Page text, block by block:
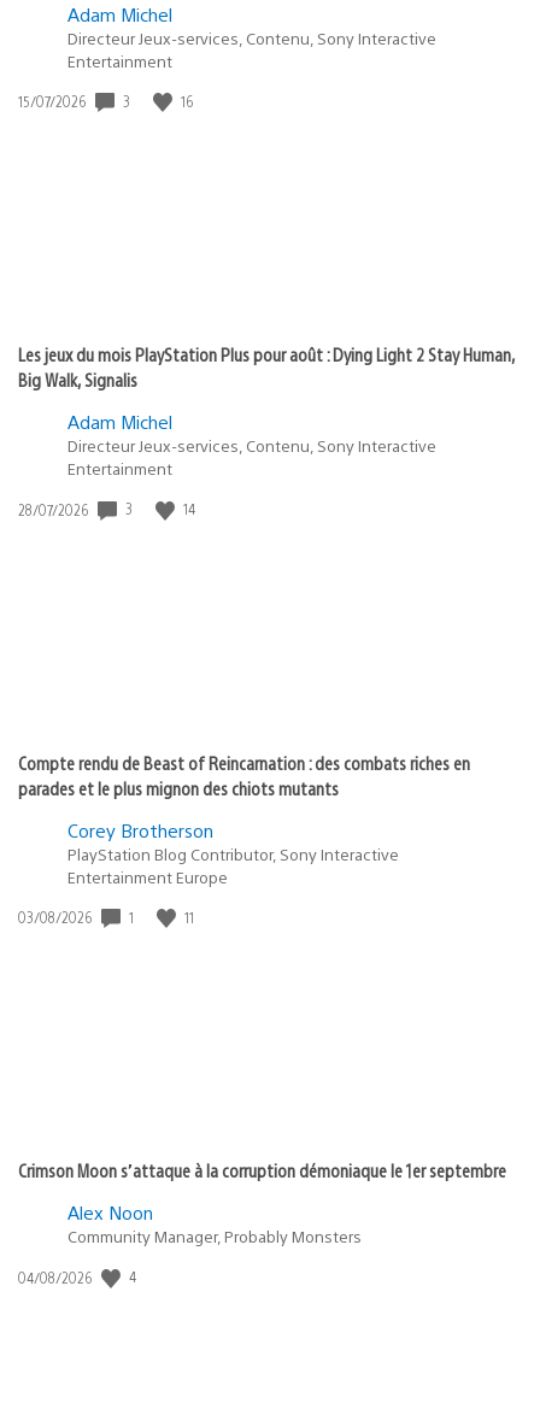
Adam Michel
Directeur Jeux-services, Contenu, Sony Interactive
Entertainment
Date
15/07/2026 3 16
Les jeux du mois PlayStation Plus pour août : Dying Light 2 Stay Human,
Big Walk, Signalis
Adam Michel
Directeur Jeux-services, Contenu, Sony Interactive
Entertainment
Date
28/07/2026 3 14
Compte rendu de Beast of Reincarnation : des combats riches en
parades et le plus mignon des chiots mutants
Corey Brotherson
PlayStation Blog Contributor, Sony Interactive
Entertainment Europe
Date
03/08/2026 1 11
Crimson Moon s’attaque à la corruption démoniaque le 1er septembre
Alex Noon
Community Manager, Probably Monsters
Date
04/08/2026 4